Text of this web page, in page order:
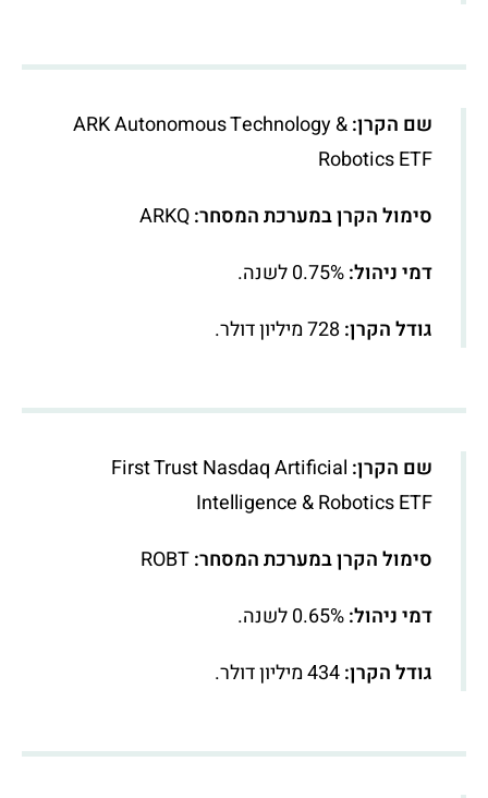
שם הקרן:ARK Autonomous Technology &
Robotics ETF
סימול הקרן במערכת המסחר:
דמי ניהול:
גודל הקרן:
שם הקרן: First Trust Nasdaq Artificial
Intelligence & Robotics ETF
סימול הקרן במערכת המסחר:
דמי ניהול:
גודל הקרן: